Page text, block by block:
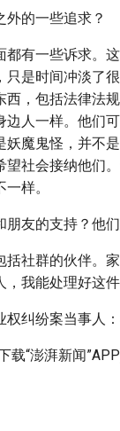
的一些追求？
都有一些诉求。
是时间冲淡了
，包括法律法
人一样。他们
魔鬼怪，并不
社会接纳他们
样。
友的支持？他
括社群的伙伴。
我能处理好这
纠纷案当事人
载“澎湃新闻